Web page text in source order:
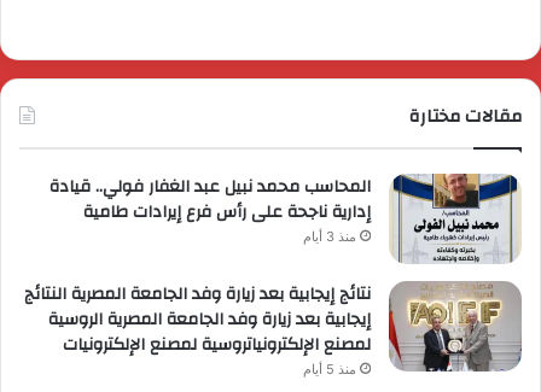
مقالات مختارة
المحاسب محمد نبيل عبد الغفار فولي.. قيادة
إدارية ناجحة على رأس فرع إيرادات طامية
منذ 3 أيام
نتائج إيجابية بعد زيارة وفد الجامعة المصرية النتائج
إيجابية بعد زيارة وفد الجامعة المصرية الروسية
لمصنع الإلكترونياتروسية لمصنع الإلكترونيات
منذ 5 أيام